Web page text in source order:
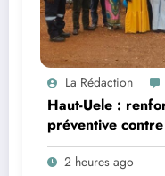
La Rédaction
Haut-Uele :
préventive
population,
coordination
2 heures ago